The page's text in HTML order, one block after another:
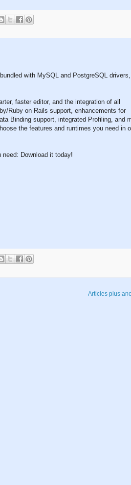
with MySQL and PostgreSQL
faster editor, and the integration of all
Ruby on Rails support, enhancements for
Binding support, integrated Profiling, and
the features and runtimes you need in
Download it today!
Articles plus